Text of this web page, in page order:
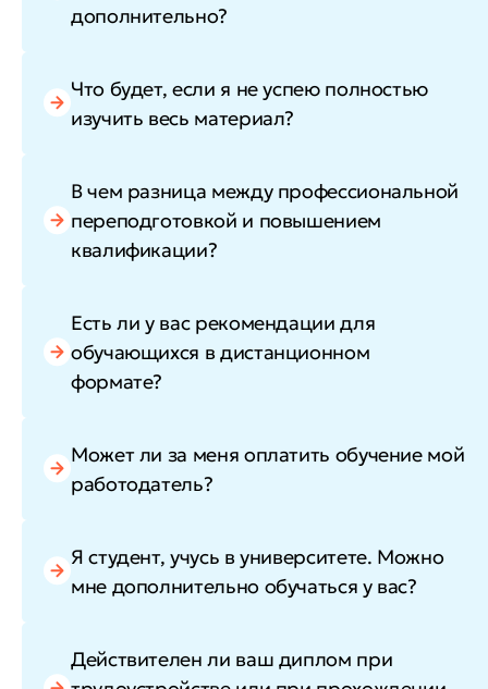
дополнительно?
Что будет, если я не успею полностью
изучить весь материал?
В чем разница между профессиональной
переподготовкой и повышением
квалификации?
Есть ли у вас рекомендации для
обучающихся в дистанционном
формате?
Может ли за меня оплатить обучение мой
работодатель?
Я студент, учусь в университете. Можно
мне дополнительно обучаться у вас?
Действителен ли ваш диплом при